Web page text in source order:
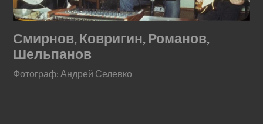
Смирнов, Ковригин, Романов,
Шельпанов
Фотограф: Андрей Селевко